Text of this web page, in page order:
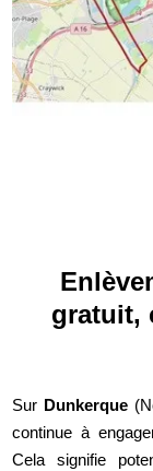
gratuit,
Sur Dunkerque
continue à
Cela signifie